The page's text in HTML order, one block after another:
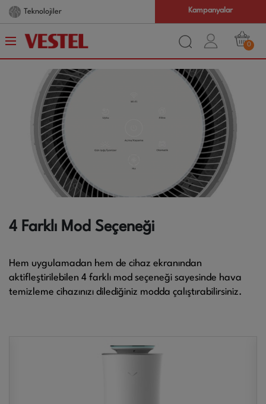
Teknolojiler Kampanyalar
0
4 Farklı Mod Seçeneği
Hem uygulamadan hem de cihaz ekranından
aktifleştirilebilen 4 farklı mod seçeneği sayesinde hava
temizleme cihazınızı dilediğiniz modda çalıştırabilirsiniz.